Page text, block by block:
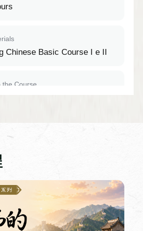
Chinese Basic Course I e II
the Course
）
Chinese Basic Course I e II